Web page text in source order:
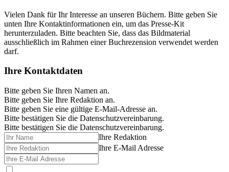
Vielen Dank für Ihr Interesse an unseren Büchern. Bitte geben Sie
unten Ihre Kontaktinformationen ein, um das Presse-Kit
herunterzuladen. Bitte beachten Sie, dass das Bildmaterial
ausschließlich im Rahmen einer Buchrezension verwendet werden
darf.
Ihre Kontaktdaten
Bitte geben Sie Ihren Namen an.
Bitte geben Sie Ihre Redaktion an.
Bitte geben Sie eine gültige E-Mail-Adresse an.
Bitte bestätigen Sie die Datenschutzvereinbarung.
Bitte bestätigen Sie die Datenschutzvereinbarung.
Ihre Redaktion
Ihre E-Mail Adresse